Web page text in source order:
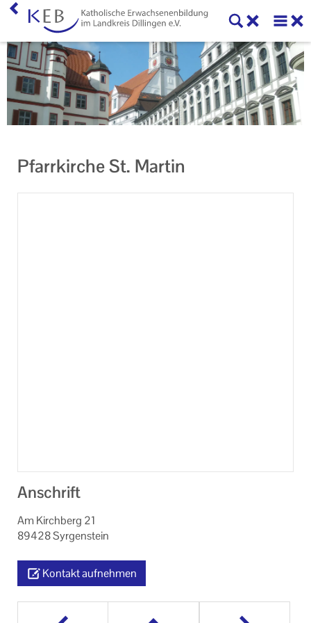
Pfarrkirche St. Martin
Anschrift
Am Kirchberg 21
89428 Syrgenstein
Kontakt aufnehmen
Home
KEB Dillingen
Unser Auftrag
Ihr Kontakt zu uns